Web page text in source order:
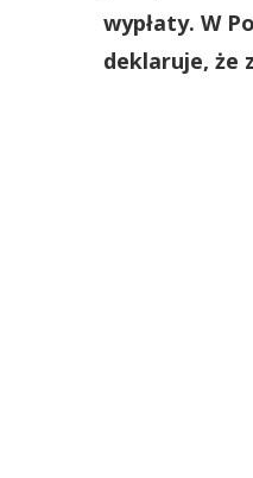
wypłaty. W
deklaruje, że